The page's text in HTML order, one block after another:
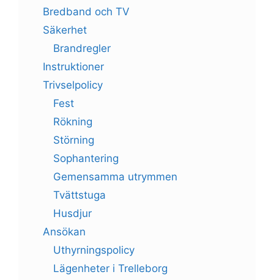
Bredband och TV
Säkerhet
Brandregler
Instruktioner
Trivselpolicy
Fest
Rökning
Störning
Sophantering
Gemensamma utrymmen
Tvättstuga
Husdjur
Ansökan
Uthyrningspolicy
Lägenheter i Trelleborg